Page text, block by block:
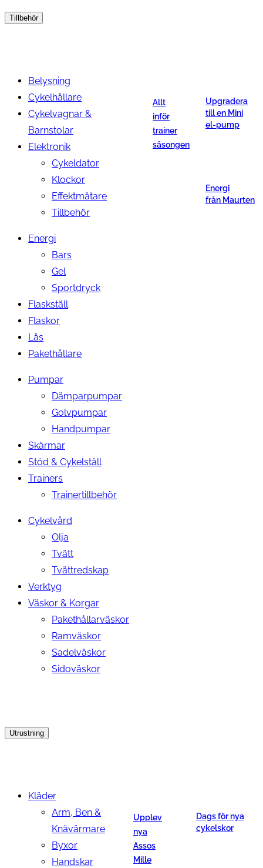
Tillbehör
Belysning
Cykelhållare
Cykelvagnar &
Barnstolar
Elektronik
Cykeldator
Klockor
Effektmätare
Tillbehör
Energi
Bars
Gel
Sportdryck
Flaskställ
Flaskor
Lås
Pakethållare
Pumpar
Dämparpumpar
Golvpumpar
Handpumpar
Skärmar
Stöd & Cykelställ
Trainers
Trainertillbehör
Cykelvård
Olja
Tvätt
Tvättredskap
Verktyg
Väskor & Korgar
Pakethållarväskor
Ramväskor
Sadelväskor
Sidoväskor
Allt
inför
trainer
säsongen
Upgradera
till en Mini
el-pump
Energi
från Maurten
Utrustning
Kläder
Arm, Ben &
Knävärmare
Byxor
Handskar
Upplev
nya
Assos
Mille
Dags för nya
cykelskor